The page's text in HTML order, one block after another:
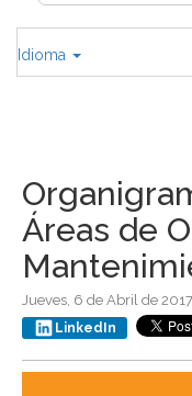
Idioma
Áreas de
Jueves, 6 de Abril de 2017
LinkedIn